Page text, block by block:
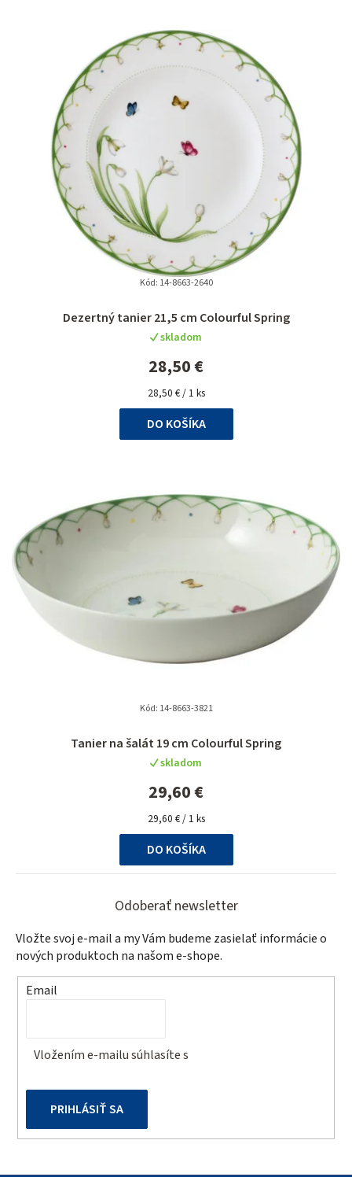
Dezertný tanier 21,5 cm Colourful Spring
hodnotenie
produktu
je
5,0
z
5
hviezdičiek.
skladom
28,50 €
Jednotková
cena:
28,50 € / 1 ks
DO KOŠÍKA
Kód: 14-8663-2640
Tanier na šalát 19 cm Colourful Spring
skladom
29,60 €
Jednotková
cena:
29,60 € / 1 ks
DO KOŠÍKA
Kód: 14-8663-3821
Odoberať newsletter
Vložte svoj e-mail a my Vám budeme zasielať informácie o
nových produktoch na našom e-shope.
Email
Vložením e-mailu súhlasíte s
PRIHLÁSIŤ SA